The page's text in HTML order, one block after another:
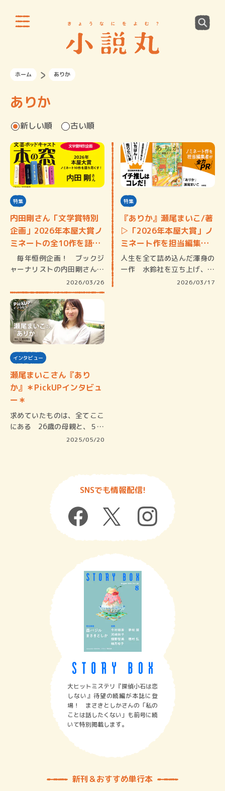
ホーム ありか
ありか
新しい順 古い順
特集
内田剛さん「文学賞特別
企画」2026年本屋大賞ノ
ミネートの全10作を語…
毎年恒例企画！ ブックジ
ャーナリストの内田剛さんを
2026/03/26
特集
『ありか』瀬尾まいこ/著
▷「2026年本屋大賞」ノ
ミネート作を担当編集…
人生を全て詰め込んだ渾身の
一作 水鈴社を立ち上げ、最
2026/03/17
インタビュー
瀬尾まいこさん『あり
か』＊PickUPインタビュ
ー＊
求めていたものは、全てここ
にある 26歳の母親と、５歳
2025/05/20
SNSでも情報配信!
大ヒットミステリ『探偵小石は恋
しない』待望の続編が本誌に登
場！ まさきとしかさんの「私の
ことは話したくない」も前号に続
いて特別掲載します。
新刊＆おすすめ単行本